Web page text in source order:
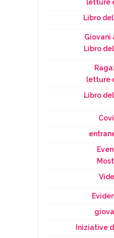
letture
Libro
Giovani
Libro
letture
Libro
Iniziative